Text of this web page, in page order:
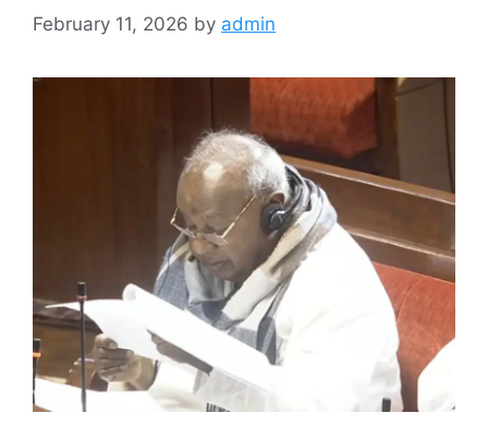
February 11, 2026 by admin